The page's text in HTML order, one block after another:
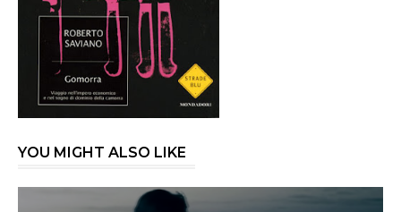
YOU MIGHT ALSO LIKE